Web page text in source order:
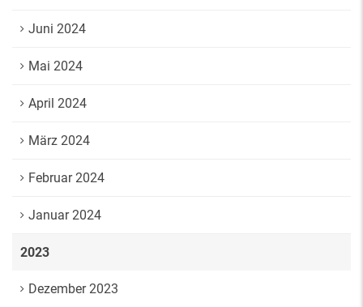
Juni 2024
Mai 2024
April 2024
März 2024
Februar 2024
Januar 2024
2023
Dezember 2023